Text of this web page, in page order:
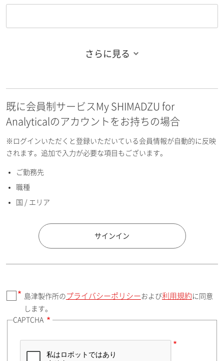
お名前フリガナ（名）
E-mailアドレス（半角英数）
国 / エリア
郵便番号（勤務先）
住所検索
さらに見る
既に会員制サービスMy SHIMADZU for
Analyticalのアカウントをお持ちの場合
※ログインいただくと登録いただいている会員情報が自動的に反映
されます。追加で入力が必要な項目もございます。
ご勤務先
職種
国 / エリア
サインイン
島津製作所の プライバシーポリシー および利用規約 に同意
します。
CAPTCHA